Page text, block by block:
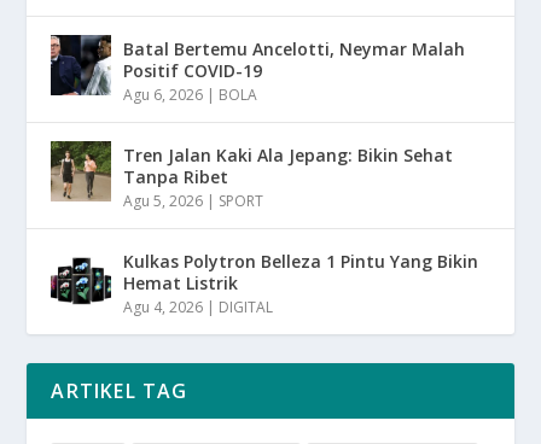
Batal Bertemu Ancelotti, Neymar Malah
Positif COVID-19
Agu 6, 2026 | BOLA
Tren Jalan Kaki Ala Jepang: Bikin Sehat
Tanpa Ribet
Agu 5, 2026 | SPORT
Kulkas Polytron Belleza 1 Pintu Yang Bikin
Hemat Listrik
Agu 4, 2026 | DIGITAL
ARTIKEL TAG